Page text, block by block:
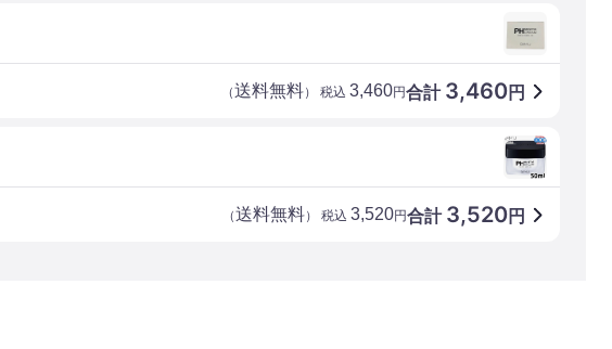
合計 3,460円
（送料無料） 税込 3,460円
合計 3,520円
（送料無料） 税込 3,520円